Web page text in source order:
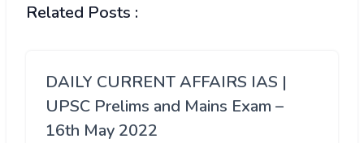
Related Posts :
DAILY CURRENT AFFAIRS IAS |
UPSC Prelims and Mains Exam –
16th May 2022